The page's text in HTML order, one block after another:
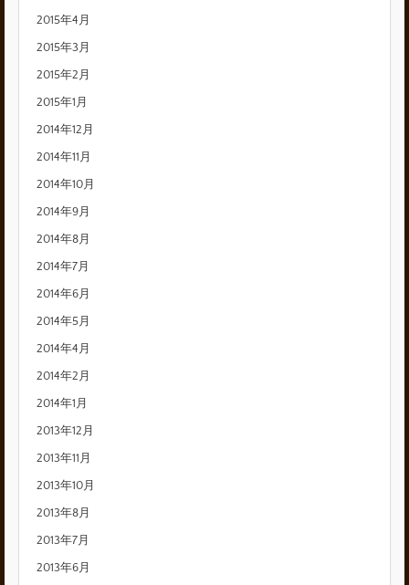
2015年4月
2015年3月
2015年2月
2015年1月
2014年12月
2014年11月
2014年10月
2014年9月
2014年8月
2014年7月
2014年6月
2014年5月
2014年4月
2014年2月
2014年1月
2013年12月
2013年11月
2013年10月
2013年8月
2013年7月
2013年6月